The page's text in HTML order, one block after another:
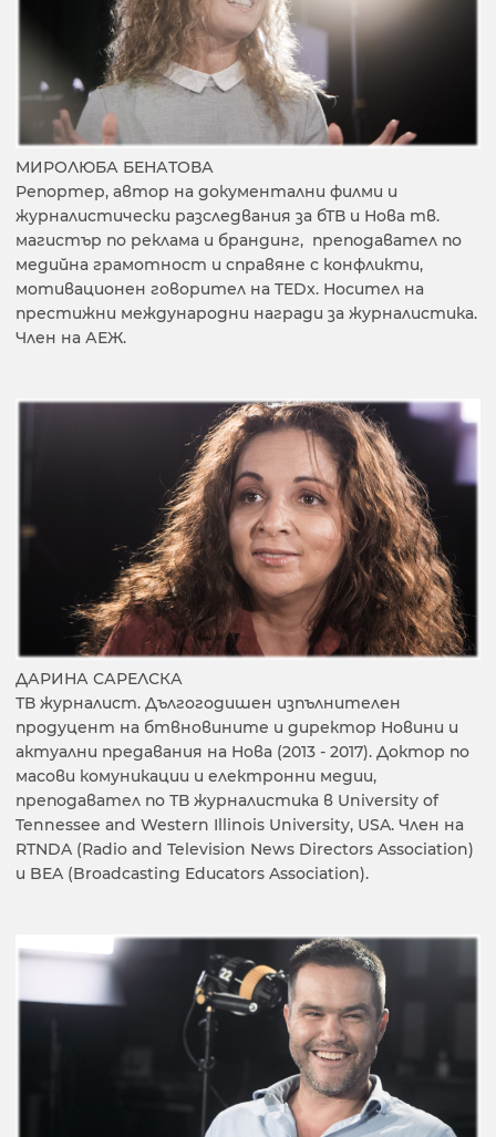
МИРОЛЮБА БЕНАТОВА
Репортер, автор на документални филми и
журналистически разследвания за бТВ и Нова тв.
магистър по реклама и брандинг, преподавател по
медийна грамотност и справяне с конфликти,
мотивационен говорител на TEDx. Носител на
престижни международни награди за журналистика.
Член на АЕЖ.
ДАРИНА САРЕЛСКА
ТВ журналист. Дългогодишен изпълнителен
продуцент на бтвновините и директор Новини и
актуални предавания на Нова (2013 - 2017). Доктор по
масови комуникации и електронни медии,
преподавател по ТВ журналистика в University of
Tennessee and Western Illinois University, USA. Член на
RTNDA (Radio and Television News Directors Association)
и BEA (Broadcasting Educators Association).